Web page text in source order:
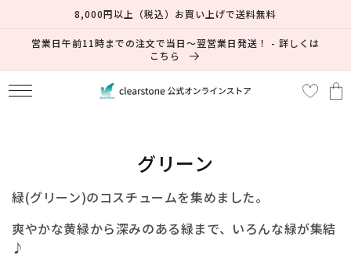
8,000円以上（税込）お買い上げで送料無料
営業日午前11時までの注文で当日～翌営業日発送！ - 詳しくは
こちら
カ
ー
コ
シ
グリーン
緑(グリーン)のコスチュームを集めました。
爽やかな黄緑から深みのある緑まで、いろんな緑が集結
♪